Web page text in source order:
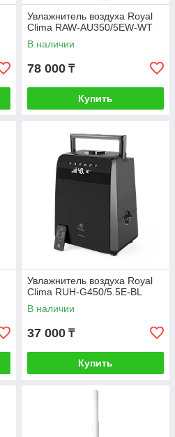
Увлажнитель воздуха Royal
Clima RAW-AU350/5EW-WT
В наличии
78 000 ₸
Купить
Увлажнитель воздуха Royal
Clima RUH-G450/5.5E-BL
В наличии
37 000 ₸
Купить